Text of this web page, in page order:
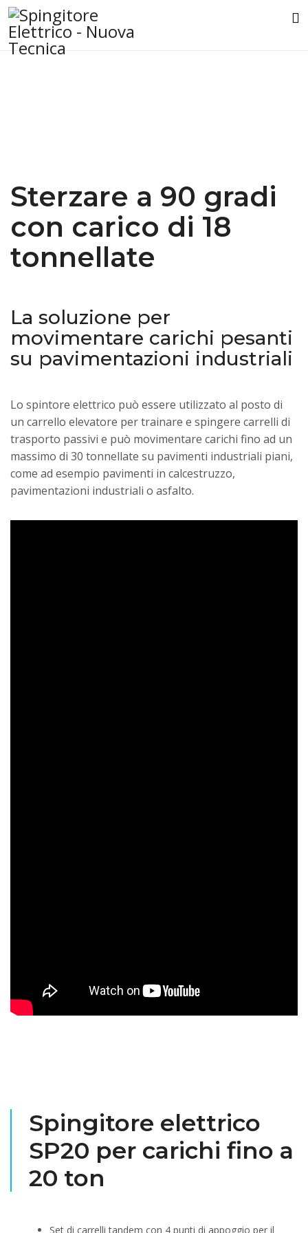
Sterzare a 90 gradi
con carico di 18
tonnellate
La soluzione per
movimentare carichi pesanti
su pavimentazioni industriali
Lo spintore elettrico può essere utilizzato al posto di
un carrello elevatore per trainare e spingere carrelli di
trasporto passivi e può movimentare carichi fino ad un
massimo di 30 tonnellate su pavimenti industriali piani,
come ad esempio pavimenti in calcestruzzo,
pavimentazioni industriali o asfalto.
Spingitore elettrico
SP20 per carichi fino a
20 ton
Set di carrelli tandem con 4 punti di appoggio per il